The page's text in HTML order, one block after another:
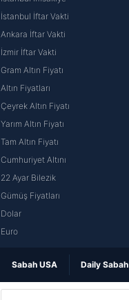
İstanbul İftar Vakti
Ankara İftar Vakti
İzmir İftar Vakti
Gram Altın Fiyatı
Altın Fiyatları
Çeyrek Altın Fiyatı
Yarım Altın Fiyatı
Tam Altın Fiyatı
Cumhuriyet Altını
22 Ayar Bilezik
Gümüş Fiyatları
Dolar
Euro
Sabah USA Daily Sabah